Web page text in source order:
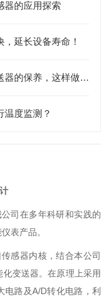
器的应用探索
延长设备寿命！
别等故障才着急！绝压型压力变送器的保养，这样做才靠谱
温度监测？
司在多年科研和实践的
表产品。
感器内核，结合本公司
变送器。在原理上采用
电路及A/D转化电路，利